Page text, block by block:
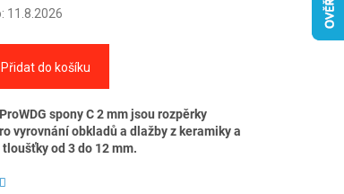
11.8.2026
Přidat do košíku
spony C 2 mm jsou rozpěrky
vyrovnání obkladů a dlažby z keramiky a
od 3 do 12 mm.